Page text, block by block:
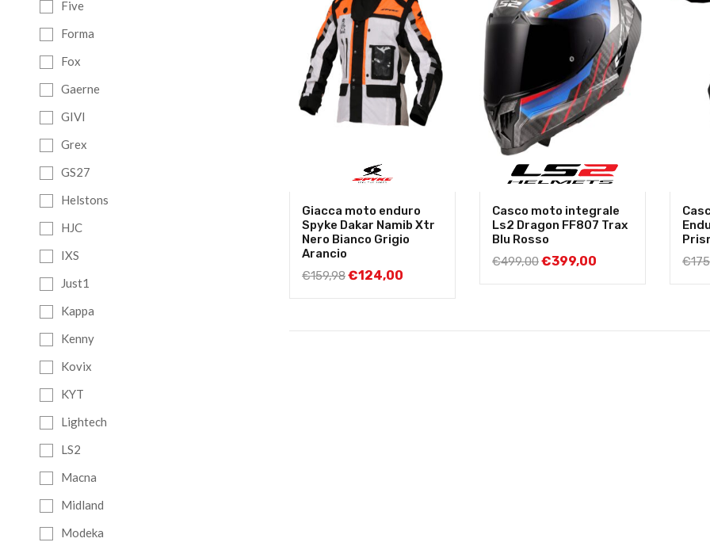
Five
Forma
Fox
Gaerne
GIVI
Grex
GS27
Helstons
HJC
IXS
Just1
Kappa
Kenny
Kovix
KYT
Lightech
LS2
Macna
Midland
Modeka
Jet 2
Giacca moto enduro
Spyke Dakar Namib Xtr
Nero Bianco Grigio
Arancio
€159,98€124,00
Casco moto integrale
Ls2 Dragon FF807 Trax
Blu Rosso
€499,00€399,00
€